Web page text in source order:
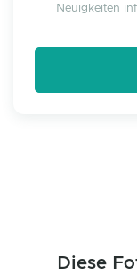
Neuigkeiten
Diese